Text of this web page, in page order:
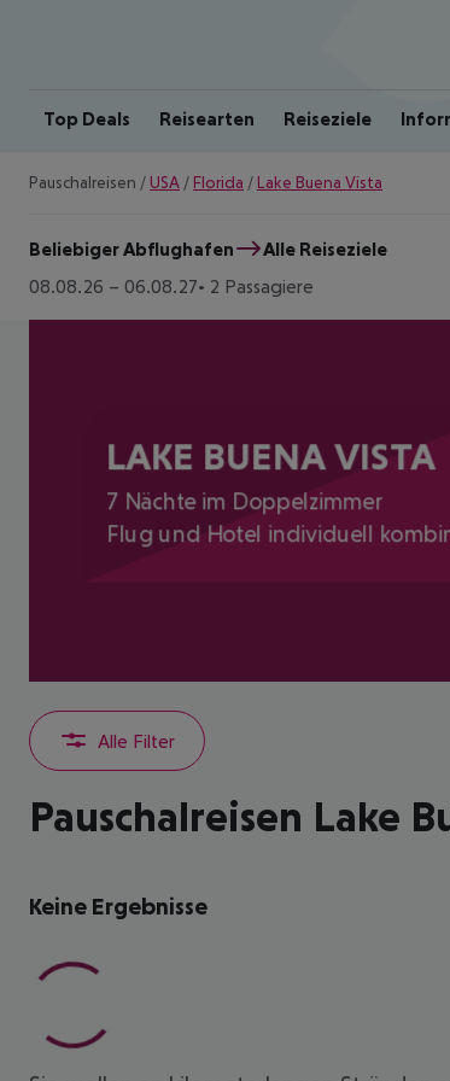
Top Deals Reisearten Reiseziele
Pauschalreisen / USA / Florida / Lake Buena Vista
Beliebiger Abflughafen
Alle Reiseziele
08.08.26 – 06.08.27 2 Passagiere
LAKE BUENA VISTA
7 Nächte im Doppelzimmer
Flug und Hotel individuell
Alle Filter
Pauschalreisen Lake
Keine Ergebnisse